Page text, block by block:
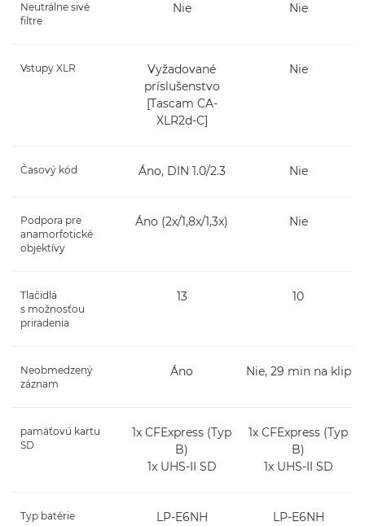
Neutrálne sivé
filtre
Nie Nie
Vstupy XLR
Vyžadované
príslušenstvo
[Tascam CA-
XLR2d-C]
Nie
Časový kód Áno, DIN 1.0/2.3 Nie
Podpora pre
anamorfotické
objektívy
Áno (2x/1,8x/1,3x) Nie
Tlačidlá
s možnosťou
priradenia
13 10
Neobmedzený
záznam
Áno Nie, 29 min na klip
pamäťovú kartu
SD
1x CFExpress (Typ
B)
1x UHS-II SD
1x CFExpress (Typ
B)
1x UHS-II SD
Typ batérie
LP-E6NH
LP-E6NH